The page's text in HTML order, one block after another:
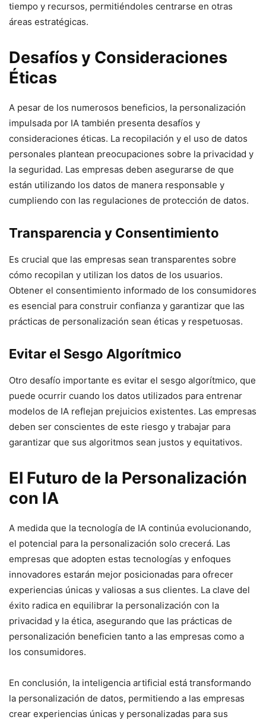
tiempo y recursos, permitiéndoles centrarse en otras
áreas estratégicas.
Desafíos y Consideraciones
Éticas
A pesar de los numerosos beneficios, la personalización
impulsada por IA también presenta desafíos y
consideraciones éticas. La recopilación y el uso de datos
personales plantean preocupaciones sobre la privacidad y
la seguridad. Las empresas deben asegurarse de que
están utilizando los datos de manera responsable y
cumpliendo con las regulaciones de protección de datos.
Transparencia y Consentimiento
Es crucial que las empresas sean transparentes sobre
cómo recopilan y utilizan los datos de los usuarios.
Obtener el consentimiento informado de los consumidores
es esencial para construir confianza y garantizar que las
prácticas de personalización sean éticas y respetuosas.
Evitar el Sesgo Algorítmico
Otro desafío importante es evitar el sesgo algorítmico, que
puede ocurrir cuando los datos utilizados para entrenar
modelos de IA reflejan prejuicios existentes. Las empresas
deben ser conscientes de este riesgo y trabajar para
garantizar que sus algoritmos sean justos y equitativos.
El Futuro de la Personalización
con IA
A medida que la tecnología de IA continúa evolucionando,
el potencial para la personalización solo crecerá. Las
empresas que adopten estas tecnologías y enfoques
innovadores estarán mejor posicionadas para ofrecer
experiencias únicas y valiosas a sus clientes. La clave del
éxito radica en equilibrar la personalización con la
privacidad y la ética, asegurando que las prácticas de
personalización beneficien tanto a las empresas como a
los consumidores.
En conclusión, la inteligencia artificial está transformando
la personalización de datos, permitiendo a las empresas
crear experiencias únicas y personalizadas para sus